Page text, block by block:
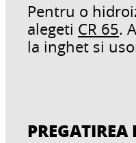
Pentru o
alegeti CR 65.
la inghet si